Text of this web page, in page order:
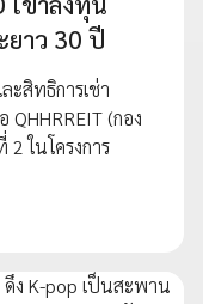
ยาว 30 ปี
สิทธิการเช่า
QHHRREIT (กอง
ในโครงการ